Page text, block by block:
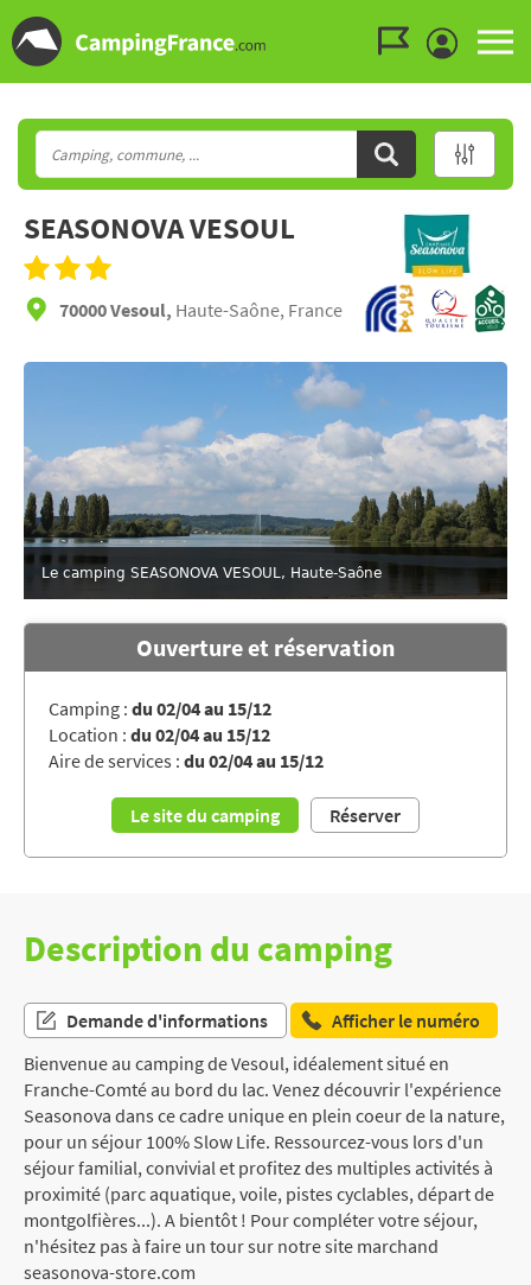
SEASONOVA VESOUL
70000 Vesoul, Haute-Saône, France
Le camping SEASONOVA VESOUL, Haute-Saône
Ouverture et réservation
Camping : du 02/04 au 15/12
Location : du 02/04 au 15/12
Aire de services : du 02/04 au 15/12
Le site du camping Réserver
Description du camping
Demande d'informations
Afficher le numéro
Bienvenue au camping de Vesoul, idéalement situé en
Franche-Comté au bord du lac. Venez découvrir l'expérience
Seasonova dans ce cadre unique en plein coeur de la nature,
pour un séjour 100% Slow Life. Ressourcez-vous lors d'un
séjour familial, convivial et profitez des multiples activités à
proximité (parc aquatique, voile, pistes cyclables, départ de
montgolfières...). A bientôt ! Pour compléter votre séjour,
n'hésitez pas à faire un tour sur notre site marchand
seasonova-store.com